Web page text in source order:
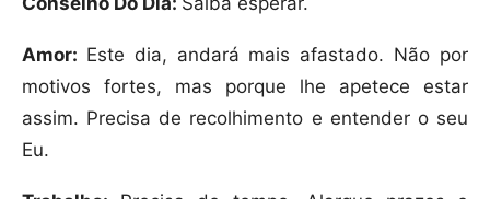
Amor: Este dia, andará mais afastado. Não por
motivos fortes, mas porque lhe apetece estar
assim. Precisa de recolhimento e entender o seu
Eu.